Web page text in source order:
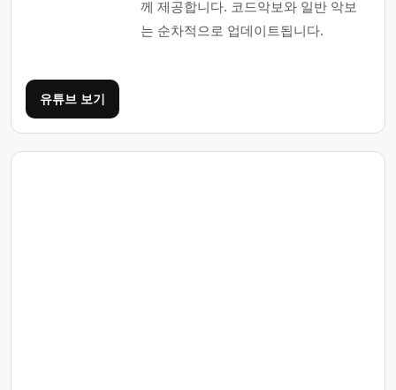
께 제공합니다. 코드악보와 일반 악보
는 순차적으로 업데이트됩니다.
유튜브 보기